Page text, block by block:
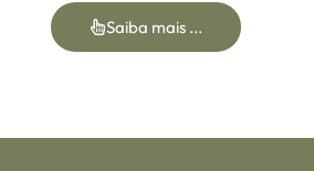
Saiba mais ...